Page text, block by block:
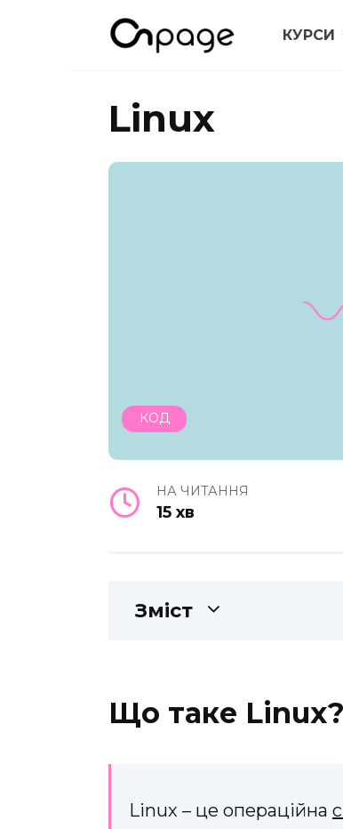
КУРСИ
Linux
КОД
НА ЧИТАННЯ
15 хв
Зміст
Що таке Linux?
Linux – це операційна